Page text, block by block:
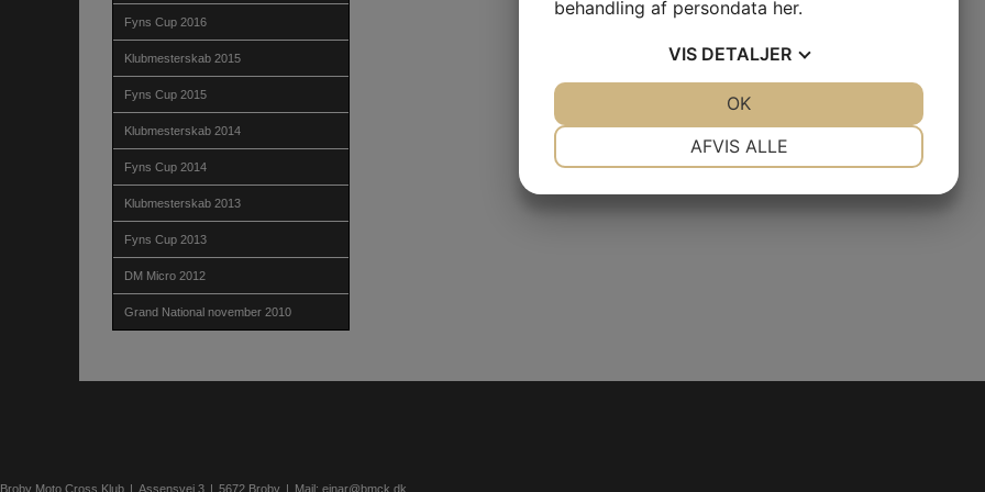
Fyns Cup 2016
Klubmesterskab 2015
Fyns Cup 2015
Klubmesterskab 2014
Fyns Cup 2014
Klubmesterskab 2013
Fyns Cup 2013
DM Micro 2012
Grand National november 2010
Broby Moto Cross Klub Assensvej 3 5672 Broby Mail: ejnar@bmck.dk
behandling af persondata her.
VIS DETALJER
AFVIS ALLE
OK